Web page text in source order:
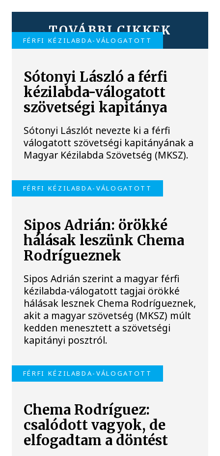
TOVÁBBI CIKKEK
FÉRFI KÉZILABDA-VÁLOGATOTT
Sótonyi László a férfi
kézilabda-válogatott
szövetségi kapitánya
Sótonyi Lászlót nevezte ki a férfi
válogatott szövetségi kapitányának a
Magyar Kézilabda Szövetség (MKSZ).
FÉRFI KÉZILABDA-VÁLOGATOTT
Sipos Adrián: örökké
hálásak leszünk Chema
Rodrígueznek
Sipos Adrián szerint a magyar férfi
kézilabda-válogatott tagjai örökké
hálásak lesznek Chema Rodrígueznek,
akit a magyar szövetség (MKSZ) múlt
kedden menesztett a szövetségi
kapitányi posztról.
FÉRFI KÉZILABDA-VÁLOGATOTT
Chema Rodríguez:
csalódott vagyok, de
elfogadtam a döntést